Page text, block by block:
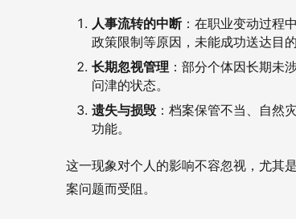
人事流转的中断：在职业变动过程
政策限制等原因，未能成功送达目
长期忽视管理 ：部分个体因长期未
问津的状态。
遗失与损毁 ：档案保管不当、自然
功能。
这一现象对个人的影响不容忽视，尤其
案问题而受阻。